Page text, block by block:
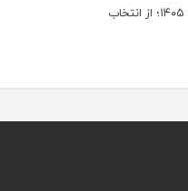
راهنمای جامع کولر گازی ۱۴۰۵؛ از انتخاب